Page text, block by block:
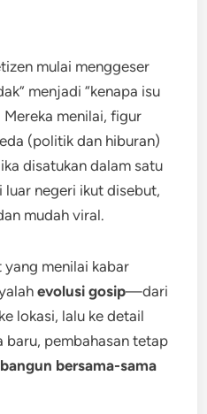
mulai menggeser
menjadi “kenapa isu
Mereka menilai, figur
(politik dan hiburan)
disatukan dalam satu
negeri ikut disebut,
mudah viral.
yang menilai kabar
evolusi gosip—dari
lokasi, lalu ke detail
baru, pembahasan tetap
bersama-sama